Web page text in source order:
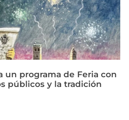
un programa de Feria con
públicos y la tradición